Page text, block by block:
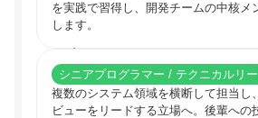
を実践で習得し、開発チームの中核メ
します。
シニアプログラマー / テクニカルリ
複数のシステム領域を横断して担当し
ビューをリードする立場へ。後輩への